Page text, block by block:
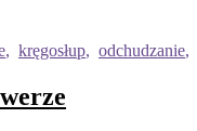
, kręgosłup, odchudzanie,